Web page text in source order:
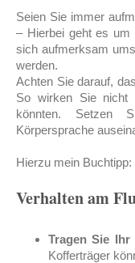
Seien Sie immer
– Hierbei geht es um
sich aufmerksam
werden.
Achten Sie darauf,
So wirken Sie nicht
könnten. Setzen
Körpersprache
Hierzu mein Buchtipp:
Verhalten am
Tragen Sie
Kofferträger